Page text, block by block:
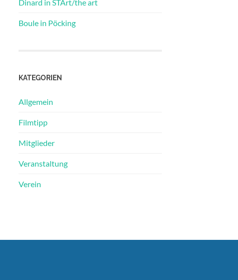
Dinard in STArt/the art
Boule in Pöcking
KATEGORIEN
Allgemein
Filmtipp
Mitglieder
Veranstaltung
Verein